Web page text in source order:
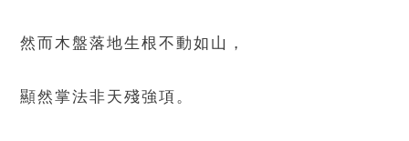
然而木盤落地生根不動如山，
顯然掌法非天殘強項。